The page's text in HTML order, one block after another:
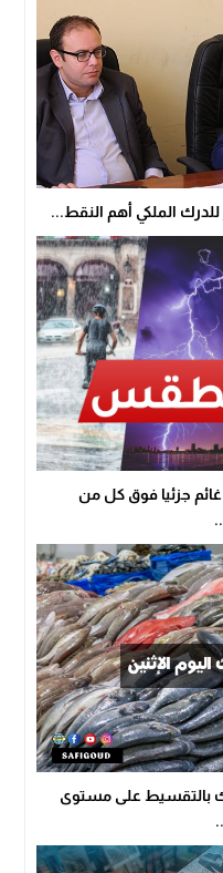
الملكي أهم النقط...
جزئيا فوق كل من
بالتقسيط على مستوى